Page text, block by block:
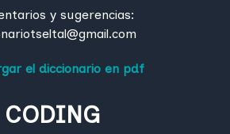
y sugerencias:
el diccionario en pdf
CODING